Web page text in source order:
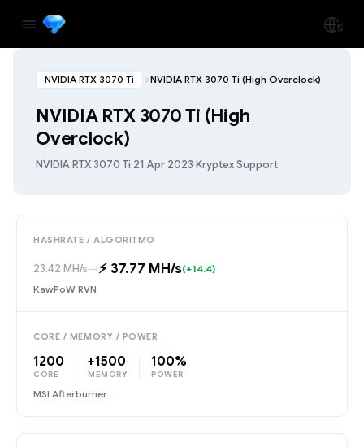
NVIDIA RTX 3070 Ti NVIDIA RTX 3070 Ti (High Overclock)
NVIDIA RTX 3070 Ti (High
Overclock)
NVIDIA RTX 3070 Ti·21 Apr 2023·Kryptex Support
HASHRATE / ALGORITMO
23.42 MH/s→⚡️ 37.77 MH/s(+14.4)
KawPoW RVN
CORE / MEMORY / POWER
1200
CORE
+1500
MEMORY
100%
POWER
MSI Afterburner